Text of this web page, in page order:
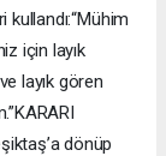
için layık
layık gören
dönüp